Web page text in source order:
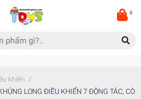
0
khiển /
LONG ĐIỀU KHIỂN 7 ĐỘNG TÁC, CÓ